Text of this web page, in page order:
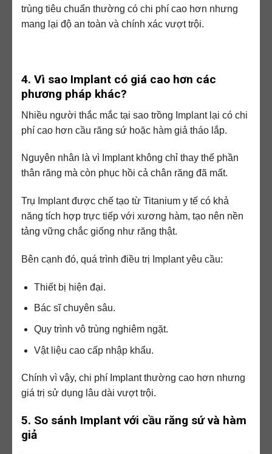
trùng tiêu chuẩn thường có chi phí cao hơn nhưng
mang lại độ an toàn và chính xác vượt trội.
4. Vì sao Implant có giá cao hơn các
phương pháp khác?
Nhiều người thắc mắc tại sao trồng Implant lại có chi
phí cao hơn cầu răng sứ hoặc hàm giả tháo lắp.
Nguyên nhân là vì Implant không chỉ thay thế phần
thân răng mà còn phục hồi cả chân răng đã mất.
Trụ Implant được chế tạo từ Titanium y tế có khả
năng tích hợp trực tiếp với xương hàm, tạo nên nền
tảng vững chắc giống như răng thật.
Bên cạnh đó, quá trình điều trị Implant yêu cầu:
Thiết bị hiện đại.
Bác sĩ chuyên sâu.
Quy trình vô trùng nghiêm ngặt.
Vật liệu cao cấp nhập khẩu.
Chính vì vậy, chi phí Implant thường cao hơn nhưng
giá trị sử dụng lâu dài vượt trội.
5. So sánh Implant với cầu răng sứ và hàm
giả